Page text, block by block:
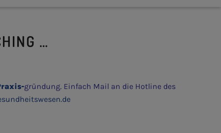
…
gründung. Einfach Mail an die Hotline des